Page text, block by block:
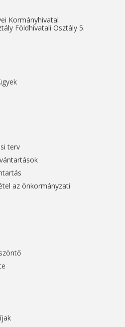
Kormányhivatal
Földhivatali Osztály 5.
terv
az önkormányzati